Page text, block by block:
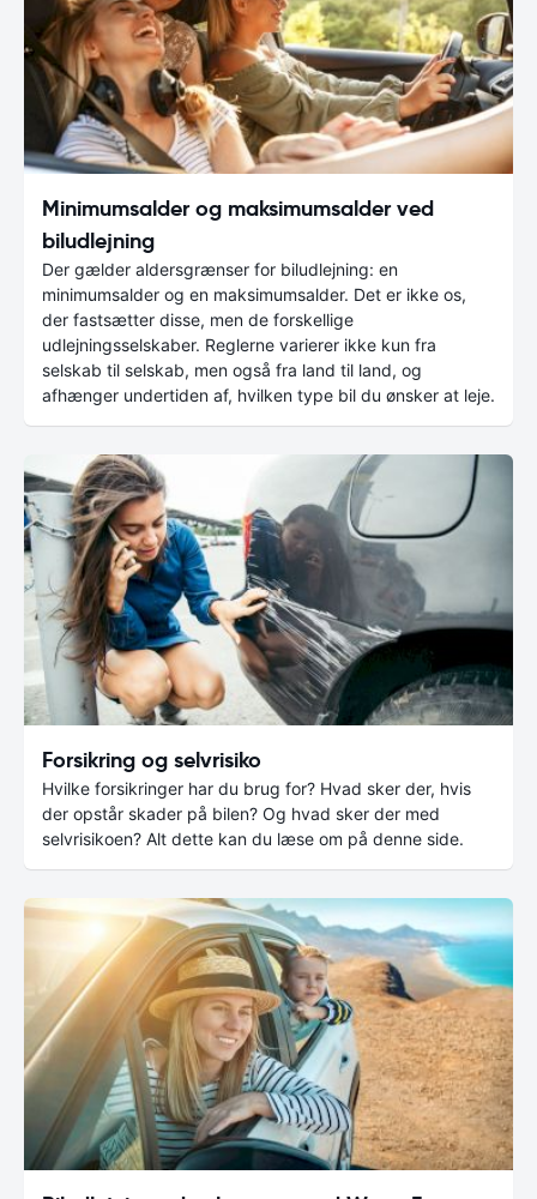
Minimumsalder og maksimumsalder ved
biludlejning
Der gælder aldersgrænser for biludlejning: en
minimumsalder og en maksimumsalder. Det er ikke os,
der fastsætter disse, men de forskellige
udlejningsselskaber. Reglerne varierer ikke kun fra
selskab til selskab, men også fra land til land, og
afhænger undertiden af, hvilken type bil du ønsker at leje.
Forsikring og selvrisiko
Hvilke forsikringer har du brug for? Hvad sker der, hvis
der opstår skader på bilen? Og hvad sker der med
selvrisikoen? Alt dette kan du læse om på denne side.